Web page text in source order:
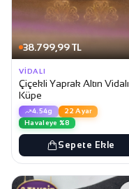
38.799,99 TL
VIDALI
Çiçekli Yaprak Altın Vidalı
Küpe
4.54g
22 Ayar
Havaleye %8
Sepete Ekle